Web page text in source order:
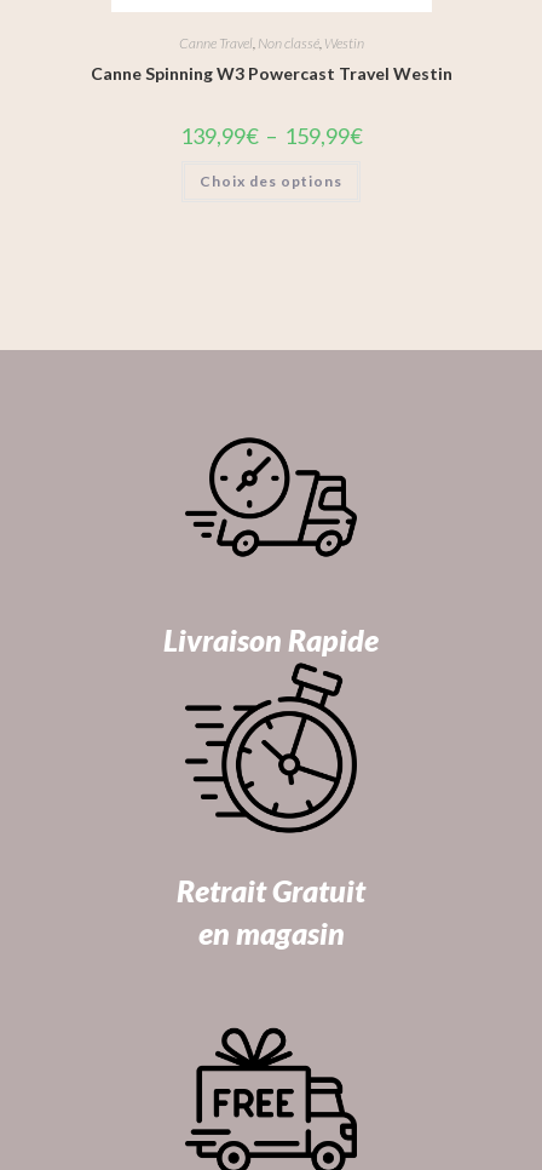
Canne Travel Non classé, Westin
Canne Spinning W3 Powercast Travel Westin
139,99€ – 159,99€
Choix des options
Livraison Rapide
Retrait Gratuit
en magasin